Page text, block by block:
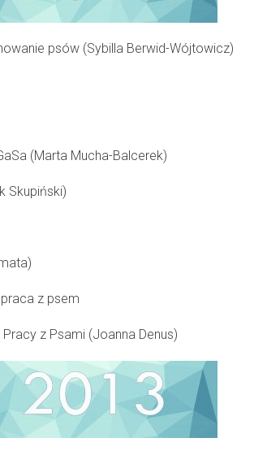
psów (Sybilla Berwid-Wójtowicz)
(Marta Mucha-Balcerek)
Skupiński)
z psem
z Psami (Joanna Denus)